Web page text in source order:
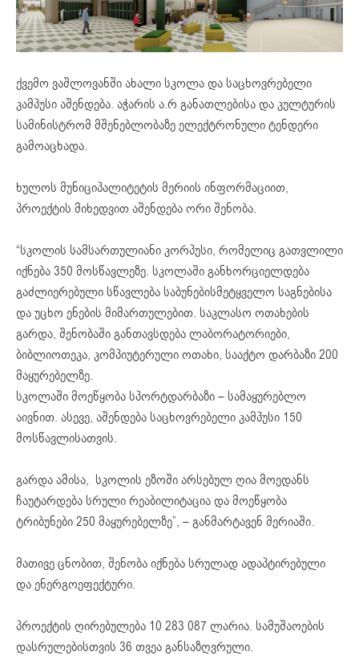
ქვემო ვაშლოვანში ახალი სკოლა და საცხოვრებელი
კამპუსი აშენდება. აჭარის ა.რ განათლებისა და კულტურის
სამინისტრომ მშენებლობაზე ელექტრონული ტენდერი
გამოაცხადა.
ხულოს მუნიციპალიტეტის მერიის ინფორმაციით,
პროექტის მიხედვით აშენდება ორი შენობა.
“სკოლის სამსართულიანი კორპუსი, რომელიც გათვლილი
იქნება 350 მოსწავლეზე. სკოლაში განხორციელდება
გაძლიერებული სწავლება საბუნებისმეტყველო საგნებისა
და უცხო ენების მიმართულებით. საკლასო ოთახების
გარდა, შენობაში განთავსდება ლაბორატორიები,
ბიბლიოთეკა, კომპიუტერული ოთახი, სააქტო დარბაზი 200
მაყურებელზე.
სკოლაში მოეწყობა სპორტდარბაზი – სამაყურებლო
აივნით. ასევე, აშენდება საცხოვრებელი კამპუსი 150
მოსწავლისათვის.
გარდა ამისა, სკოლის ეზოში არსებულ ღია მოედანს
ჩაუტარდება სრული რეაბილიტაცია და მოეწყობა
ტრიბუნები 250 მაყურებელზე”, – განმარტავენ მერიაში.
მათივე ცნობით, შენობა იქნება სრულად ადაპტირებული
და ენერგოეფექტური.
პროექტის ღირებულება 10 283 087 ლარია. სამუშაოების
დასრულებისთვის 36 თვეა განსაზღვრული.